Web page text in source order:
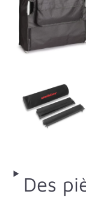
Des